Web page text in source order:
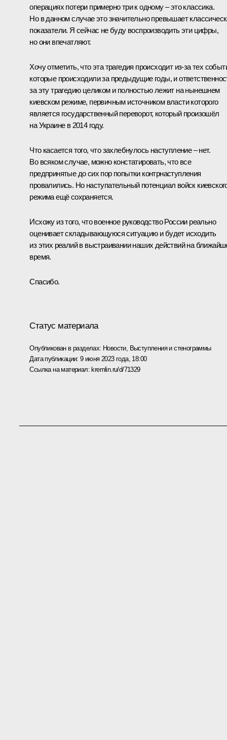
операциях потери примерно три к одному – это классика.
Но в данном случае это значительно превышает
показатели. Я сейчас не буду воспроизводить эти цифры,
но они впечатляют.
Хочу отметить, что эта трагедия происходит из-за тех
которые происходили за предыдущие годы, и
за эту трагедию целиком и полностью лежит на нынешнем
киевском режиме, первичным источником власти которого
является государственный переворот, который произошёл
на Украине в 2014 году.
Что касается того, что захлебнулось наступление – нет.
Во всяком случае, можно констатировать, что все
предпринятые до сих пор попытки контрнаступления
провалились. Но наступательный потенциал войск
режима ещё сохраняется.
Исхожу из того, что военное руководство России реально
оценивает складывающуюся ситуацию и будет исходить
из этих реалий в выстраивании наших действий на
время.
Спасибо.
Статус материала
Опубликован в разделах: Новости, Выступления и стенограммы
Дата публикации:9 июня 2023 года, 18:00
Ссылка на материал: kremlin.ru/d/71329